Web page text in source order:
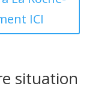
ICI
situation